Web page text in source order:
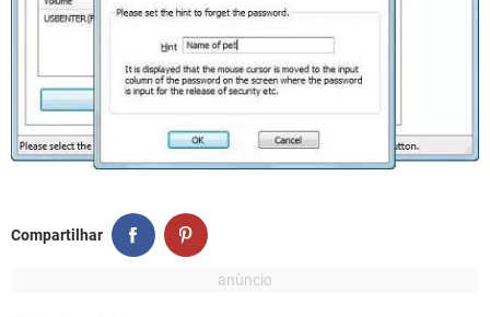
Compartilhar